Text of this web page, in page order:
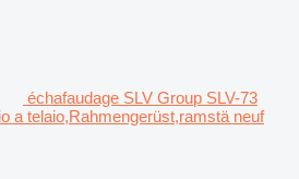
échafaudage SLV Group SLV-73
a telaio,Rahmengerüst,ramstä neuf